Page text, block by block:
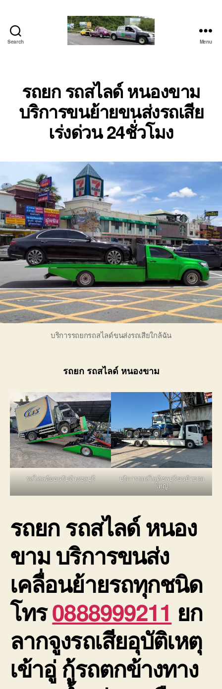
Search
วิน
ปาก
ร่วม
ศรีราชา
|
บริการ
สไลด์
เฮี๊ยบ
24
ชม.
Menu
รถยก รถสไลด์ หนองขาม
บริการขนย้ายขนส่งรถเสีย
เร่งด่วน 24ชั่วโมง
บริการรถยกรถสไลด์ขนส่งรถเสียใกล้ฉัน
รถยก รถสไลด์ หนองขาม
รสไสลด์ออนรับจ้างชลบุรี บริการรถสไลด์ชลบุรีขนย้ายรถ
ใหญ่
รถยก รถสไลด์ หนอง
ขาม บริการขนส่ง
เคลื่อนย้ายรถทุกชนิด
โทร0888999211 ยก
ลากจูงรถเสียอุบัติเหตุ
เข้าอู่ กู้รถตกข้างทาง